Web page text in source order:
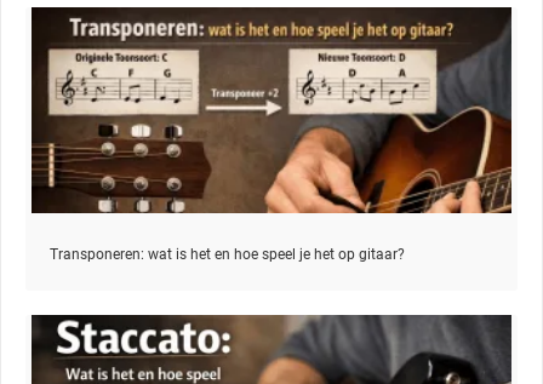
Transponeren: wat is het en hoe speel je het op gitaar?